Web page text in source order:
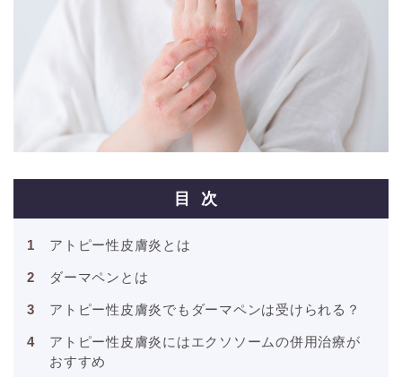
目次
アトピー性皮膚炎とは
ダーマペンとは
アトピー性皮膚炎でもダーマペンは受けられる？
アトピー性皮膚炎にはエクソソームの併用治療が
おすすめ